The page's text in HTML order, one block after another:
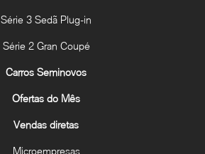
Série 3 Sedã Plug-in
Série 2 Gran Coupé
Carros Seminovos
Ofertas do Mês
Vendas diretas
Microempresas